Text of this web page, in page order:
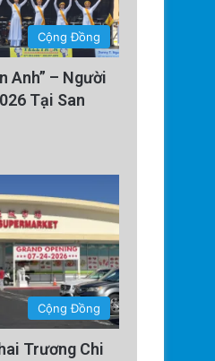
Cộng Đồng
Anh” – Người
Tại San
Cộng Đồng
Trương Chi